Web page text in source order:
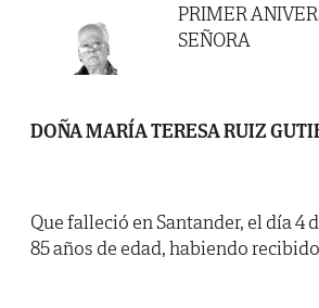
PRIMER
SEÑORA
DOÑA MARÍA TERESA RUIZ
Que falleció en Santander, el día 4
85 años de edad, habiendo recibido